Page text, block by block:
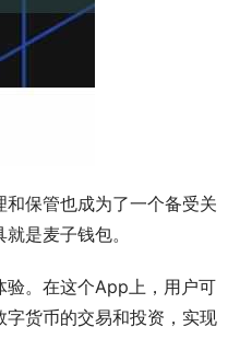
保管也成为了一个备受关
是麦子钱包。
验。在这个App上，用户可
货币的交易和投资，实现